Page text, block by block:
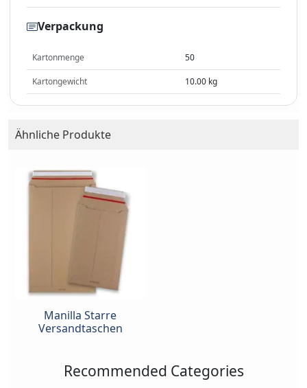
Verpackung
Kartonmenge 50
Kartongewicht 10.00 kg
Ähnliche Produkte
Manilla Starre
Versandtaschen
Recommended Categories